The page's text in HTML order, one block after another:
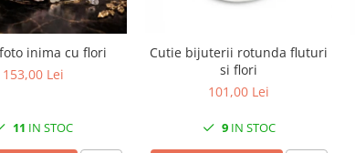
inima cu flori
153,00 Lei
11 IN STOC
Cutie bijuterii rotunda fluturi
si flori
101,00 Lei
9IN STOC